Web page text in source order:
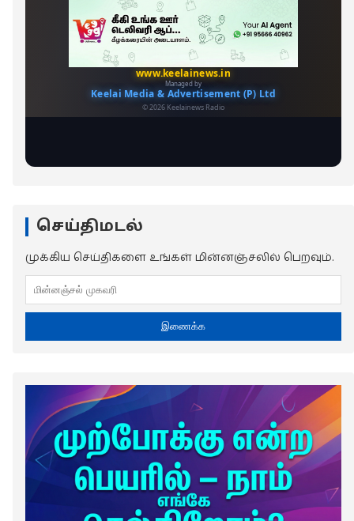
செய்திமடல்
முக்கிய செய்திகளை உங்கள் மின்னஞ்சலில் பெறவும்.
இணைக்க